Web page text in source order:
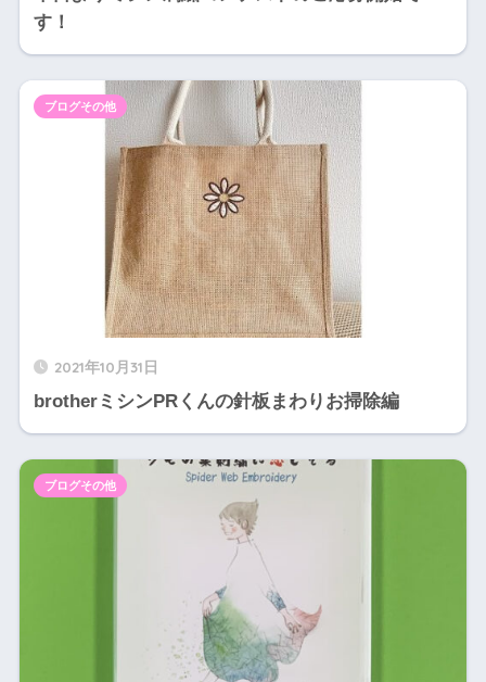
す！
2021年10月31日
brotherミシンPRくんの針板まわりお掃除編
ブログその他
ブログその他